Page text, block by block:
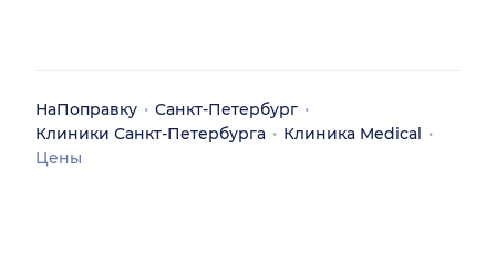
НаПоправку
Санкт-Петербург
Клиники Санкт-Петербурга
Клиника Medical
Цены